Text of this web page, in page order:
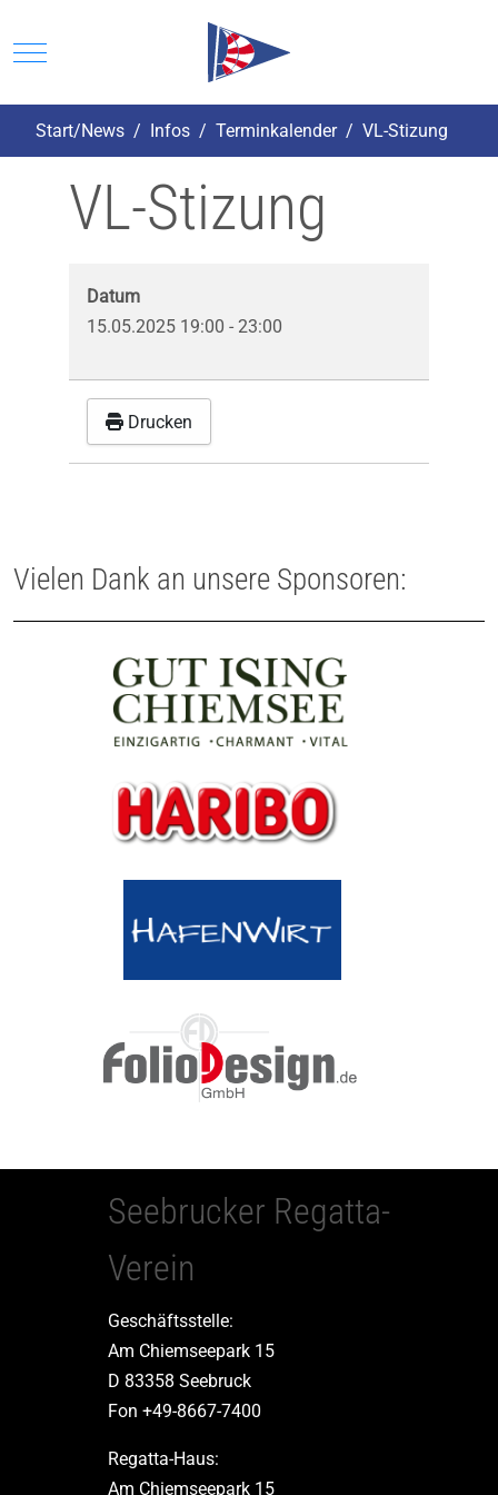
Mobile Menu Toggle
Start/News Infos Terminkalender VL-Stizung
VL-Stizung
Datum
15.05.2025 19:00 - 23:00
Drucken
Vielen Dank an unsere Sponsoren:
Seebrucker Regatta-
Verein
Geschäftsstelle:
Am Chiemseepark 15
D 83358 Seebruck
Fon +49-8667-7400
Regatta-Haus:
Am Chiemseepark 15